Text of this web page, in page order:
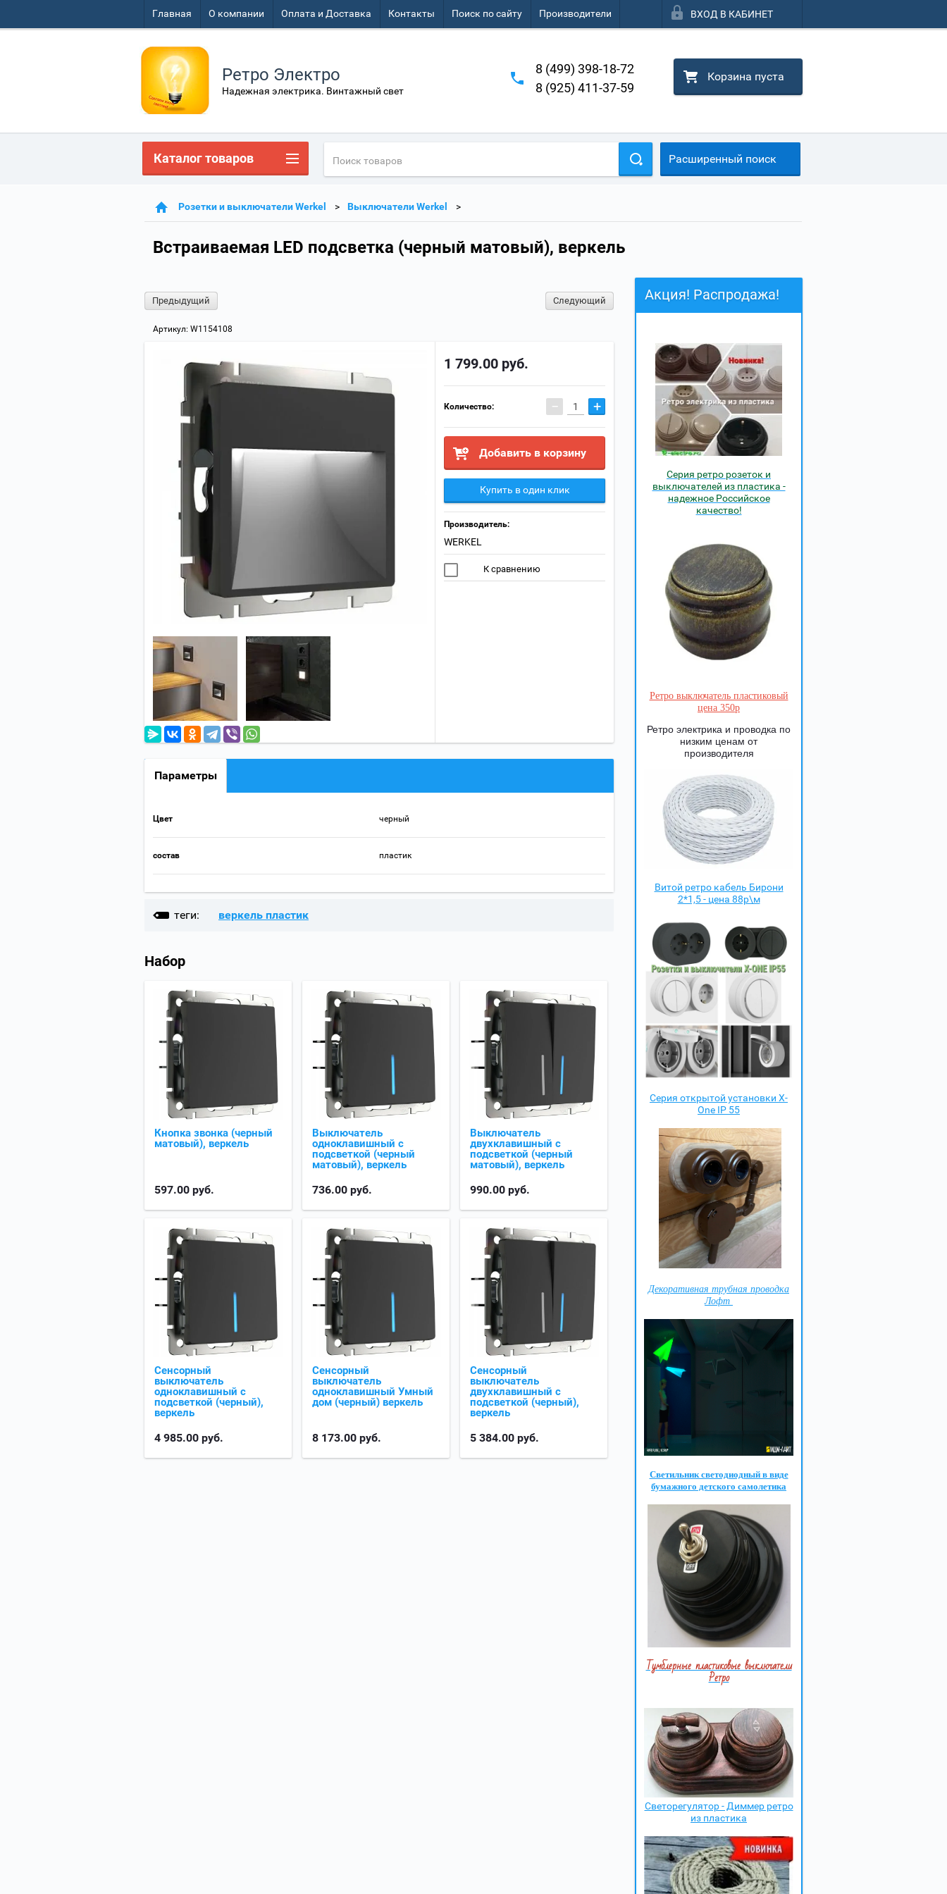
Главная О компании Оплата и Доставка Контакты Поиск по сайту Производители ВХОД В КАБИНЕТ
Ретро Электро
Надежная электрика. Винтажный свет
8 (499) 398-18-72
8 (925) 411-37-59
Корзина пуста
Расширенный поиск
Розетки и выключатели Werkel Выключатели Werkel
Встраиваемая LED подсветка (черный матовый), веркель
Предыдущий Следующий
Артикул: W1154108
1 799.00 руб.
Количество: − +
Добавить в корзину
Купить в один клик
Производитель:
WERKEL
К сравнению
Параметры
Цвет черный
состав пластик
теги: веркель пластик
Набор
Кнопка звонка (черный
матовый), веркель
597.00 руб.
Выключатель
одноклавишный с
подсветкой (черный
матовый), веркель
736.00 руб.
Выключатель
двухклавишный с
подсветкой (черный
матовый), веркель
990.00 руб.
Сенсорный
выключатель
одноклавишный с
подсветкой (черный),
веркель
4 985.00 руб.
Сенсорный
выключатель
одноклавишный Умный
дом (черный) веркель
8 173.00 руб.
Сенсорный
выключатель
двухклавишный с
подсветкой (черный),
веркель
5 384.00 руб.
Каталог товаров
Акция! Распродажа!
Серия ретро розеток и
выключателей из пластика -
надежное Российское
качество!
Ретро выключатель пластиковый
цена 350р
Ретро электрика и проводка по
низким ценам от
производителя
Витой ретро кабель Бирони
2*1,5 - цена 88р\м
Серия открытой установки X-
One IP 55
Декоративная трубная проводка
Лофт
Светильник светодиодный в виде
бумажного детского самолетика
Тумблерные пластиковые выключатели
Ретро
Светорегулятор - Диммер ретро
из пластика